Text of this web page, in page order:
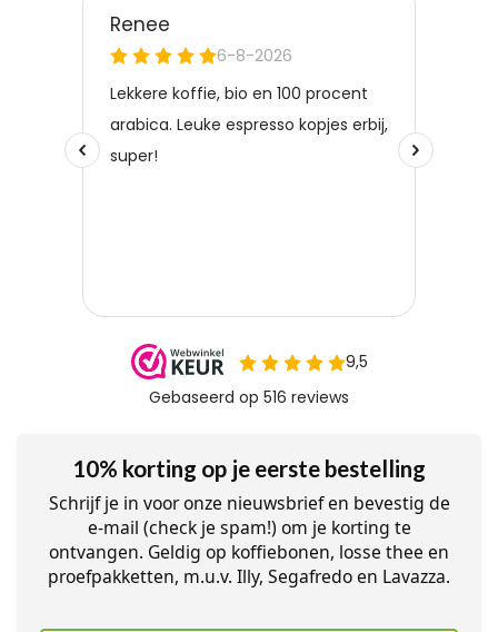
10% korting op je eerste bestelling
Schrijf je in voor onze nieuwsbrief en bevestig de
e-mail (check je spam!) om je korting te
ontvangen. Geldig op koffiebonen, losse thee en
proefpakketten, m.u.v. Illy, Segafredo en Lavazza.